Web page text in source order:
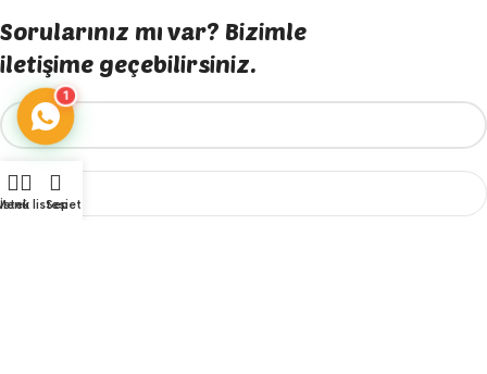
Sorularınız mı var? Bizimle
iletişime geçebilirsiniz.
İstek listesi
Sepet
1